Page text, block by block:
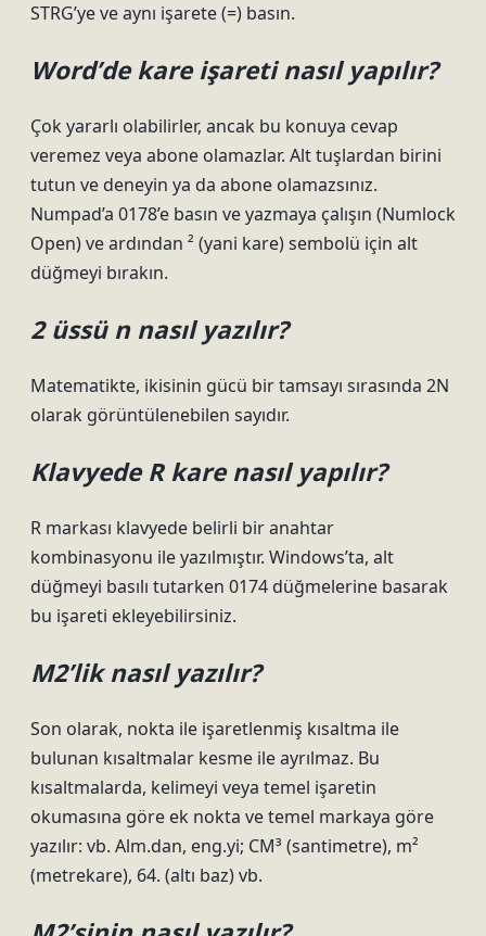
STRG’ye ve aynı işarete (=) basın.
Word’de kare işareti nasıl yapılır?
Çok yararlı olabilirler, ancak bu konuya cevap
veremez veya abone olamazlar. Alt tuşlardan birini
tutun ve deneyin ya da abone olamazsınız.
Numpad’a 0178’e basın ve yazmaya çalışın (Numlock
Open) ve ardından ² (yani kare) sembolü için alt
düğmeyi bırakın.
2 üssü n nasıl yazılır?
Matematikte, ikisinin gücü bir tamsayı sırasında 2N
olarak görüntülenebilen sayıdır.
Klavyede R kare nasıl yapılır?
R markası klavyede belirli bir anahtar
kombinasyonu ile yazılmıştır. Windows’ta, alt
düğmeyi basılı tutarken 0174 düğmelerine basarak
bu işareti ekleyebilirsiniz.
M2’lik nasıl yazılır?
Son olarak, nokta ile işaretlenmiş kısaltma ile
bulunan kısaltmalar kesme ile ayrılmaz. Bu
kısaltmalarda, kelimeyi veya temel işaretin
okumasına göre ek nokta ve temel markaya göre
yazılır: vb. Alm.dan, eng.yi; CM³ (santimetre), m²
(metrekare), 64. (altı baz) vb.